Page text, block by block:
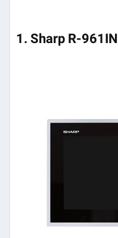
1. Sharp R-